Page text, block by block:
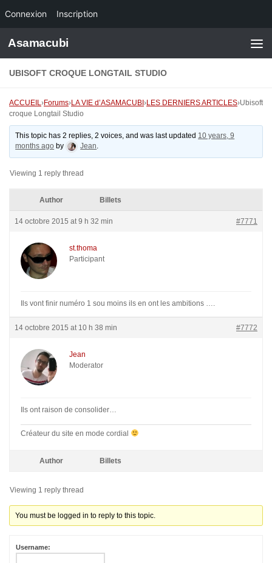
Connexion Inscription
Skip to content
Asamacubi
UBISOFT CROQUE LONGTAIL STUDIO
ACCUEIL›Forums›LA VIE d’ASAMACUBI ›LES DERNIERS ARTICLES›Ubisoft
croque Longtail Studio
This topic has 2 replies, 2 voices, and was last updated 10 years, 9
months ago by Jean.
Viewing 1 reply thread
Author Billets
14 octobre 2015 at 9 h 32 min #7771
st.thoma
Participant
Ils vont finir numéro 1 sou moins ils en ont les ambitions ….
14 octobre 2015 at 10 h 38 min #7772
Jean
Moderator
Ils ont raison de consolider…
Créateur du site en mode cordial
Author Billets
Viewing 1 reply thread
You must be logged in to reply to this topic.
Username: